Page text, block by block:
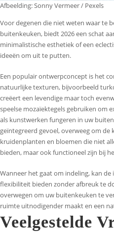
Afbeelding: Sonny Vermeer / Pexels
Voor degenen die niet weten waar te
buitenkeuken, biedt 2026 een schat
minimalistische esthetiek of een
ideeën om uit te putten.
Een populair ontwerpconcept is het
natuurlijke texturen, bijvoorbeeld
creëert een levendige maar toch
speelse mozaïektegels gebruiken om
als kunstwerken fungeren in uw
geïntegreerd gevoel, overweeg om
kruidenplanten en bloemen die niet
bieden, maar ook functioneel zijn bij
Wanneer het gaat om indeling, kan
flexibiliteit bieden zonder afbreuk te
overwegen om uw buitenkeuken te
ruimte uitnodigender maakt en een
Veelgestelde